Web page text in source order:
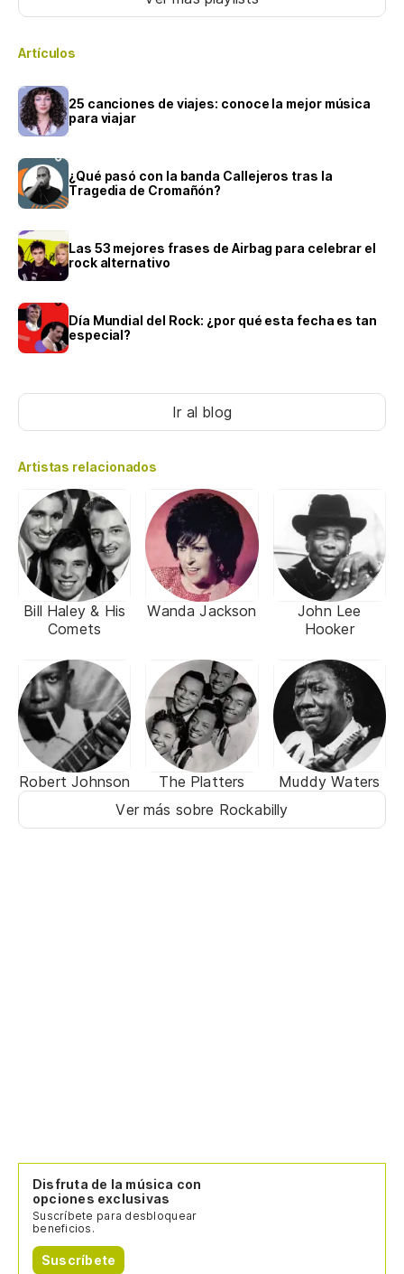
Artículos
25 canciones de viajes: conoce la mejor música
para viajar
¿Qué pasó con la banda Callejeros tras la
Tragedia de Cromañón?
Las 53 mejores frases de Airbag para celebrar el
rock alternativo
Día Mundial del Rock: ¿por qué esta fecha es tan
especial?
Ir al blog
Artistas relacionados
Bill Haley & His
Comets
Wanda Jackson
John Lee
Hooker
Robert Johnson The Platters
Muddy Waters
Ver más sobre Rockabilly
Disfruta de la música con
opciones exclusivas
Suscríbete para desbloquear
beneficios.
Suscríbete